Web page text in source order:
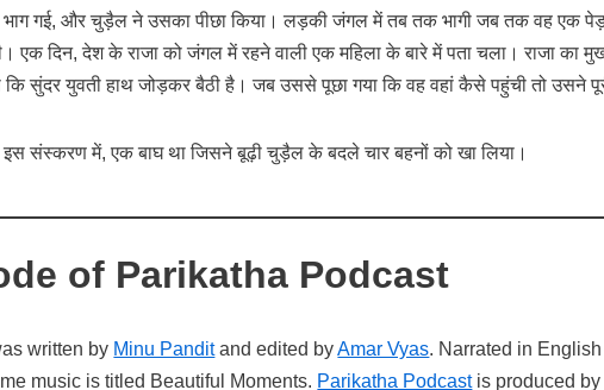
से भाग गई, और चुड़ैल ने उसका पीछा किया। लड़की जंगल में तब तक भागी जब तक वह
दिन, देश के राजा को जंगल में रहने वाली एक महिला के बारे में पता चला। राजा का
सुंदर युवती हाथ जोड़कर बैठी है। जब उससे पूछा गया कि वह वहां कैसे पहुंची तो उसने
संस्करण में, एक बाघ था जिसने बूढ़ी चुड़ैल के बदले चार बहनों को खा लिया।
of Parikatha Podcast
written by Minu Panditand edited byAmar Vyas. Narrated in
music is titled Beautiful Moments. Parikatha Podcastis produced